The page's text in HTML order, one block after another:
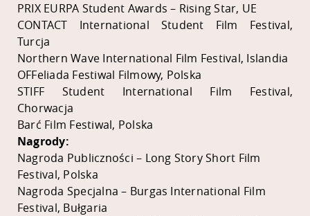
PRIX EURPA Student Awards – Rising Star, UE
CONTACT International Student Film Festival,
Turcja
Northern Wave International Film Festival, Islandia
OFFeliada Festiwal Filmowy, Polska
STIFF Student International Film Festival,
Chorwacja
Barć Film Festiwal, Polska
Nagrody:
Nagroda Publiczności – Long Story Short Film
Festival, Polska
Nagroda Specjalna – Burgas International Film
Festival, Bułgaria